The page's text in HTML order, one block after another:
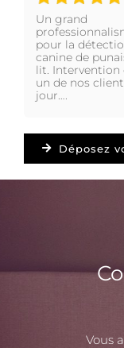
Un grand
pour la
canine de
lit. Intervention
un de nos
jour….
Déposez
Vous